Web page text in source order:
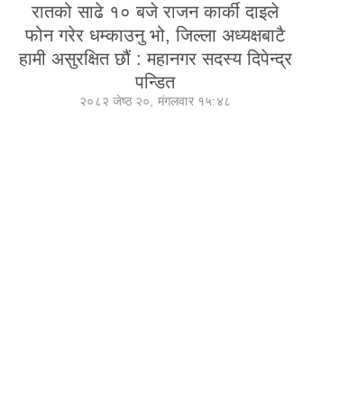
रातको साढे १० बजे राजन कार्की दाइले
फोन गरेर धम्काउनु भो, जिल्ला अध्यक्षबाटै
हामी असुरक्षित छौं : महानगर सदस्य दिपेन्द्र
पन्डित
२०८२ जेष्ठ २०, मंगलवार १५:४८